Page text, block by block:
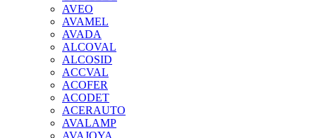
AVEO
AVAMEL
AVADA
ALCOVAL
ALCOSID
ACCVAL
ACOFER
ACODET
ACERAUTO
AVALAMP
AVAJOYA